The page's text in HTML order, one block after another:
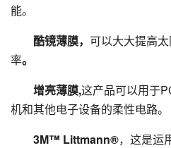
能。
酷镜薄膜， 可以大大提高
率。
增亮薄膜,这产品可以用于
机和其他电子设备的柔性电路。
3M™ Littmann®，这是运